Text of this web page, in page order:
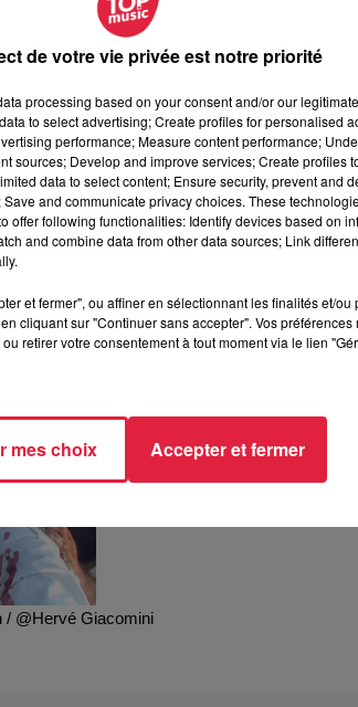
au niveau visage, je ne savais pas trop.
pour maquiller, j'ai laissé vraiment libre
la peau d'un zombie. Tu es un petit peu
/ @Hervé Giacomini
de votre vie privée est notre priorité
processing based on your consent and/or our
to select advertising; Create profiles for personalised
performance; Measure content performance;
sources; Develop and improve services; Create profiles
data to select content; Ensure security, prevent and
and communicate privacy choices. These
offer following functionalities: Identify devices based on
and combine data from other data sources; Link
et fermer", ou affiner en sélectionnant les finalités et/
cliquant sur "Continuer sans accepter". Vos
retirer votre consentement à tout moment via le lien
mes choix Accepter et fermer